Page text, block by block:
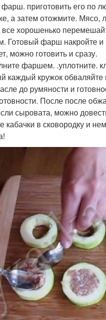
приготовить его по
а затем отожмите. Мясо,
хорошенько
фарш накройте и
можно готовить и сразу.
фаршем. .уплотните.
кружок обваляйте
до румяности и
После после
сыровата, можно
в сковородку и